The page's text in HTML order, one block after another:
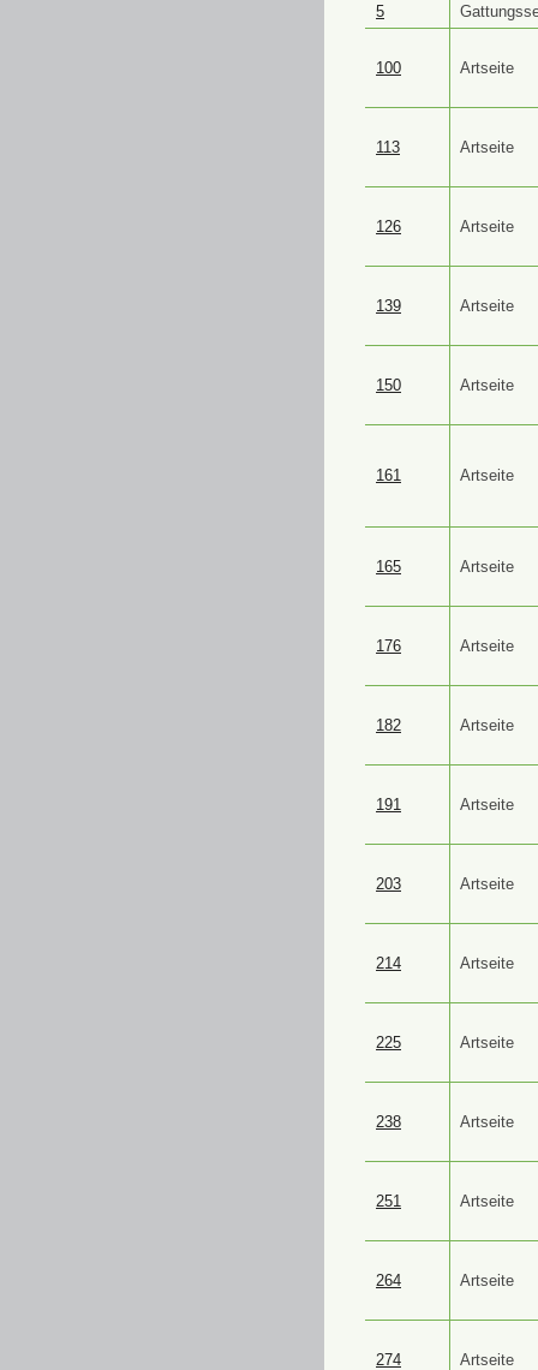
5
100 Artseite
113 Artseite
126 Artseite
139 Artseite
150 Artseite
161 Artseite
165 Artseite
176 Artseite
182 Artseite
191 Artseite
203 Artseite
214 Artseite
225 Artseite
238 Artseite
251 Artseite
264 Artseite
274 Artseite